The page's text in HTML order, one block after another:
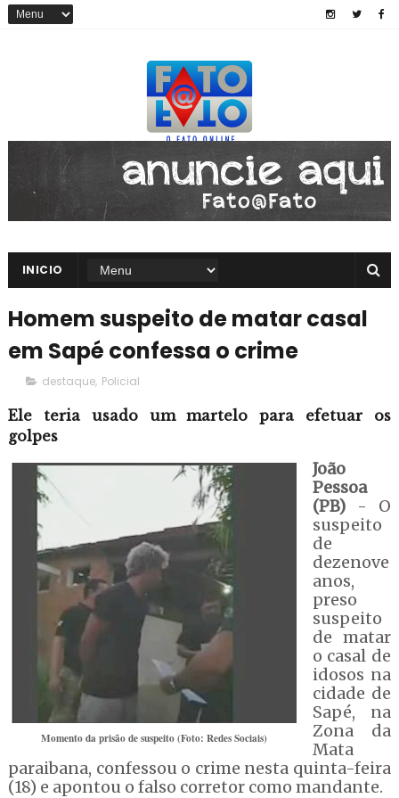
INICIO
Homem suspeito de matar casal
em Sapé confessa o crime
destaque, Policial
Ele teria usado um martelo para efetuar os
golpes
Momento da prisão de suspeito (Foto: Redes Sociais)
João
Pessoa
(PB)- O
suspeito
de
dezenove
anos,
preso
suspeito
de matar
o casal de
idosos na
cidade de
Sapé, na
Zona da
Mata
paraibana, confessou o crime nesta quinta-feira
(18) e apontou o falso corretor como mandante.